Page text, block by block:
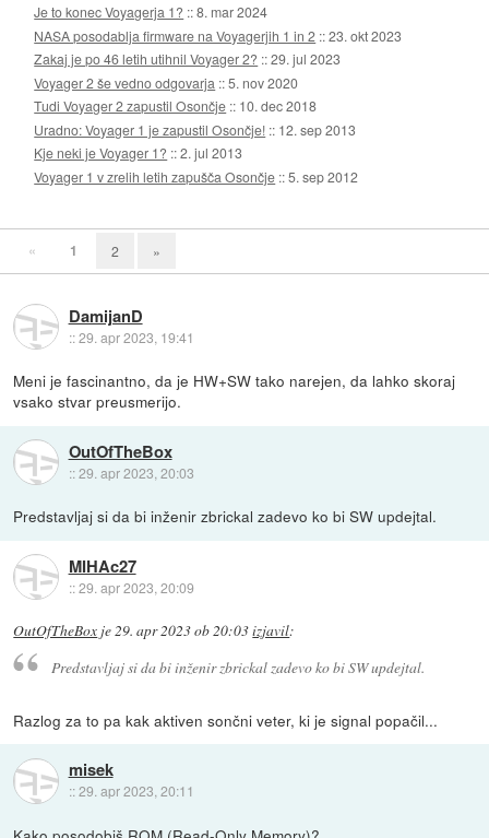
Je to konec Voyagerja 1? ::8. mar 2024
NASA posodablja firmware na Voyagerjih 1 in 2 ::23. okt 2023
Zakaj je po 46 letih utihnil Voyager 2? ::29. jul 2023
Voyager 2 še vedno odgovarja ::5. nov 2020
Tudi Voyager 2 zapustil Osončje :: 10. dec 2018
Uradno: Voyager 1 je zapustil Osončje! :: 12. sep 2013
Kje neki je Voyager 1? ::2. jul 2013
Voyager 1 v zrelih letih zapušča Osončje ::5. sep 2012
« 1 2 »
DamijanD
::29. apr 2023, 19:41
Meni je fascinantno, da je HW+SW tako narejen, da lahko skoraj
vsako stvar preusmerijo.
OutOfTheBox
::29. apr 2023, 20:03
Predstavljaj si da bi inženir zbrickal zadevo ko bi SW updejtal.
MIHAc27
::29. apr 2023, 20:09
OutOfTheBox je29. apr 2023 ob 20:03izjavil:
Predstavljaj si da bi inženir zbrickal zadevo ko bi SW updejtal.
Razlog za to pa kak aktiven sončni veter, ki je signal popačil...
misek
::29. apr 2023, 20:11